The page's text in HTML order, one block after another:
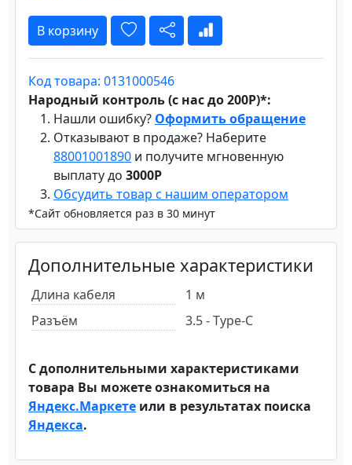
В корзину
Код товара: 0131000546
Народный контроль (с нас до 200Р)*:
Нашли ошибку? Оформить обращение
Отказывают в продаже? Наберите
88001001890 и получите мгновенную
выплату до 3000Р
Обсудить товар с нашим оператором
*Сайт обновляется раз в 30 минут
Дополнительные характеристики
Длина кабеля
1 м
Разъём
3.5 - Type-C
С дополнительными характеристиками
товара Вы можете ознакомиться на
Яндекс.Маркете или в результатах поиска
Яндекса.